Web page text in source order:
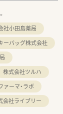
社小田島薬局
ーバッグ株式会社
株式会社ツルハ
ァーマ・ラボ
会社ライブリー